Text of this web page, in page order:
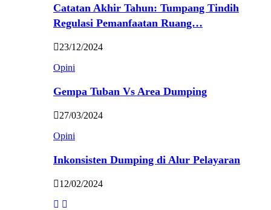
Catatan Akhir Tahun: Tumpang Tindih
Regulasi Pemanfaatan Ruang…
23/12/2024
Opini
Gempa Tuban Vs Area Dumping
27/03/2024
Opini
Inkonsisten Dumping di Alur Pelayaran
12/02/2024